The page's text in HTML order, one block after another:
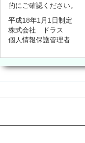
的にご確認ください。
平成18年1月1日制定
株式会社 ドラス
個人情報保護管理者